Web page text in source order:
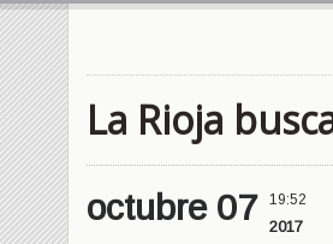
La Rioja
octubre 07 19:52
2017